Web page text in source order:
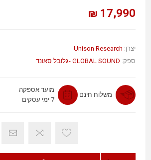
17,990 ₪
יצרן: Unison Research
ספק: GLOBAL SOUND -גלובל סאונד
משלוח חינם
מועד אספקה
7 ימי עסקים